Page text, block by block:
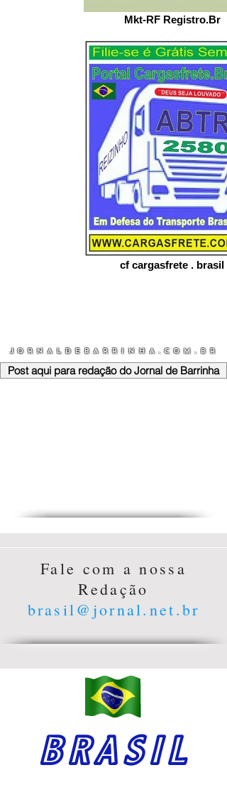
Mkt-RF Registro.Br
cf cargasfrete . brasil
JORNALDEBARRINHA.COM.BR
Post aqui para redação do Jornal de Barrinha
Fale com a nossa
Redação
brasil@jornal.net.br
BRASIL